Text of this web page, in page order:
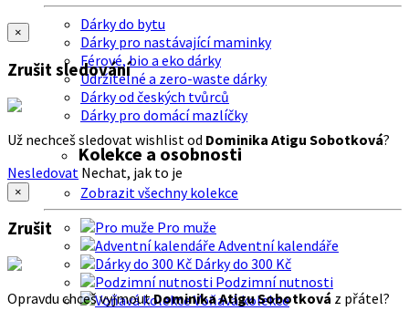
Dárky do bytu
Dárky pro nastávající maminky
Férové, bio a eko dárky
Udržitelné a zero-waste dárky
Dárky od českých tvůrců
Dárky pro domácí mazlíčky
Kolekce a osobnosti
Zobrazit všechny kolekce
Pro muže
Adventní kalendáře
Dárky do 300 Kč
Podzimní nutnosti
Voňavá kolekce
×
Zrušit sledování
Už nechceš sledovat wishlist od Dominika Atigu Sobotková?
Nesledovat Nechat, jak to je
×
Zrušit
Opravdu chceš vyjmoutDominika Atigu Sobotková z přátel?